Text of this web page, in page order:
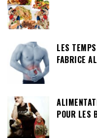
LES
FABRICE
POUR LES